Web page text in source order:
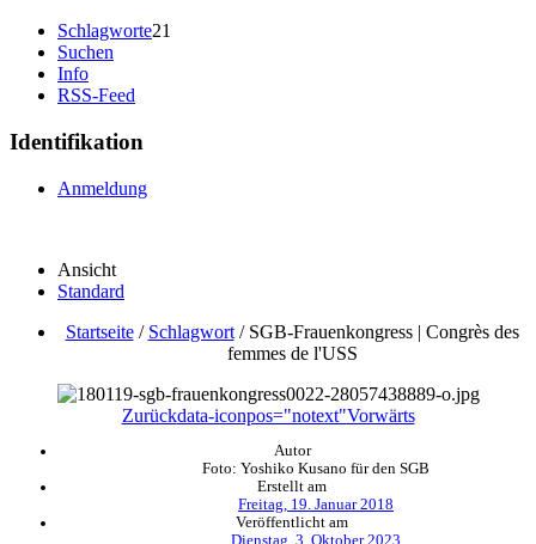
Schlagworte21
Suchen
Info
RSS-Feed
Identifikation
Anmeldung
Ansicht
Standard
Startseite/ Schlagwort / SGB-Frauenkongress | Congrès des
femmes de l'USS
Zurückdata-iconpos="notext"Vorwärts
Autor
Foto: Yoshiko Kusano für den SGB
Erstellt am
Freitag, 19. Januar 2018
Veröffentlicht am
Dienstag, 3. Oktober 2023